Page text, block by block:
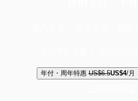
年付・周年特惠 US$6.5US$4/月